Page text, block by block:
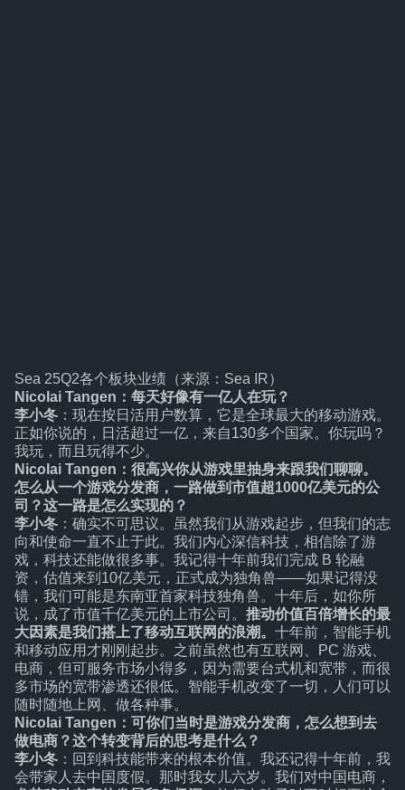
Sea 25Q2各个板块业绩（来源：Sea IR）
Nicolai Tangen：每天好像有一亿人在玩？
李小冬 ：现在按日活用户数算，它是全球最大的移动游戏。
正如你说的，日活超过一亿，来自130多个国家。你玩吗？
我玩，而且玩得不少。
Nicolai Tangen：很高兴你从游戏里抽身来跟我们聊聊。
怎么从一个游戏分发商，一路做到市值超1000亿美元的公
司？这一路是怎么实现的？
李小冬 ：确实不可思议。虽然我们从游戏起步，但我们的志
向和使命一直不止于此。我们内心深信科技，相信除了游
戏，科技还能做很多事。我记得十年前我们完成 B 轮融
资，估值来到10亿美元，正式成为独角兽——如果记得没
错，我们可能是东南亚首家科技独角兽。十年后，如你所
说，成了市值千亿美元的上市公司。 推动价值百倍增长的最
大因素是我们搭上了移动互联网的浪潮。 十年前，智能手机
和移动应用才刚刚起步。之前虽然也有互联网、PC 游戏、
电商，但可服务市场小得多，因为需要台式机和宽带，而很
多市场的宽带渗透还很低。智能手机改变了一切，人们可以
随时随地上网、做各种事。
Nicolai Tangen：可你们当时是游戏分发商，怎么想到去
做电商？这个转变背后的思考是什么？
李小冬 ：回到科技能带来的根本价值。我还记得十年前，我
会带家人去中国度假。那时我女儿六岁。我们对中国电商，